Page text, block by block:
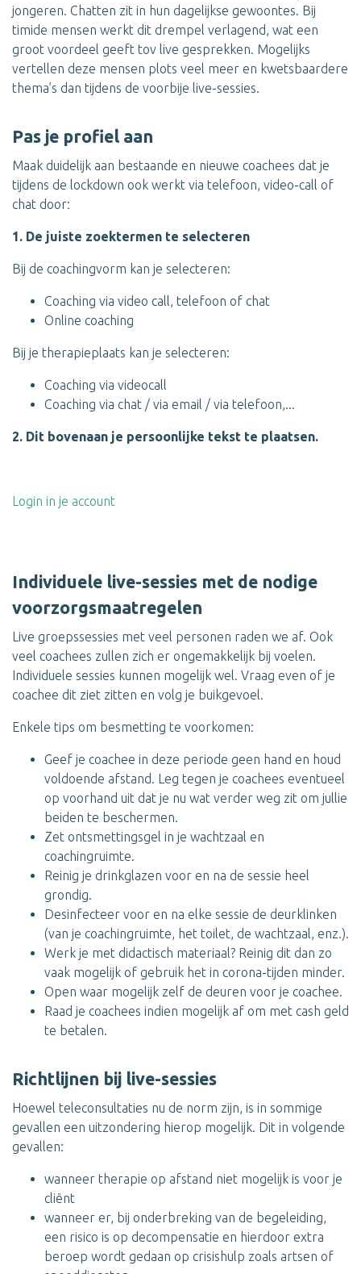
jongeren. Chatten zit in hun dagelijkse gewoontes. Bij
timide mensen werkt dit drempel verlagend, wat een
groot voordeel geeft tov live gesprekken. Mogelijks
vertellen deze mensen plots veel meer en kwetsbaardere
thema’s dan tijdens de voorbije live-sessies.
Pas je profiel aan
Maak duidelijk aan bestaande en nieuwe coachees dat je
tijdens de lockdown ook werkt via telefoon, video-call of
chat door:
1. De juiste zoektermen te selecteren
Bij de coachingvorm kan je selecteren:
Coaching via video call, telefoon of chat
Online coaching
Bij je therapieplaats kan je selecteren:
Coaching via videocall
Coaching via chat / via email / via telefoon,...
2. Dit bovenaan je persoonlijke tekst te plaatsen.
Login in je account
Individuele live-sessies met de nodige
voorzorgsmaatregelen
Live groepssessies met veel personen raden we af. Ook
veel coachees zullen zich er ongemakkelijk bij voelen.
Individuele sessies kunnen mogelijk wel. Vraag even of je
coachee dit ziet zitten en volg je buikgevoel.
Enkele tips om besmetting te voorkomen:
Geef je coachee in deze periode geen hand en houd
voldoende afstand. Leg tegen je coachees eventueel
op voorhand uit dat je nu wat verder weg zit om jullie
beiden te beschermen.
Zet ontsmettingsgel in je wachtzaal en
coachingruimte.
Reinig je drinkglazen voor en na de sessie heel
grondig.
Desinfecteer voor en na elke sessie de deurklinken
(van je coachingruimte, het toilet, de wachtzaal, enz.).
Werk je met didactisch materiaal? Reinig dit dan zo
vaak mogelijk of gebruik het in corona-tijden minder.
Open waar mogelijk zelf de deuren voor je coachee.
Raad je coachees indien mogelijk af om met cash geld
te betalen.
Richtlijnen bij live-sessies
Hoewel teleconsultaties nu de norm zijn, is in sommige
gevallen een uitzondering hierop mogelijk. Dit in volgende
gevallen:
wanneer therapie op afstand niet mogelijk is voor je
cliënt
wanneer er, bij onderbreking van de begeleiding,
een risico is op decompensatie en hierdoor extra
beroep wordt gedaan op crisishulp zoals artsen of